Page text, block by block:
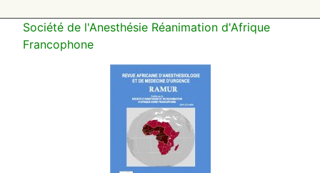
Société de l'Anesthésie Réanimation d'Afrique
Francophone